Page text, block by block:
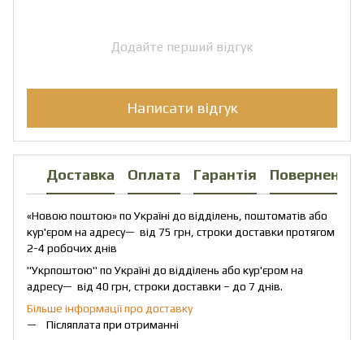
Додайте перший відгук
Написати відгук
Доставка Оплата Гарантія Повернення
«Новою поштою» по Україні до відділень, поштоматів або
кур'єром на адресу— від 75 грн, строки доставки протягом
2-4 робочих днів
"Укрпоштою" по Україні до відділень або кур'єром на
адресу— від 40 грн, строки доставки – до 7 днів.
Більше інформації про доставку
Післяплата при отриманні